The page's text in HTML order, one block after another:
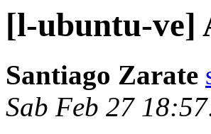
[l-ubuntu-ve]
Santiago Zarate
Sab Feb 27